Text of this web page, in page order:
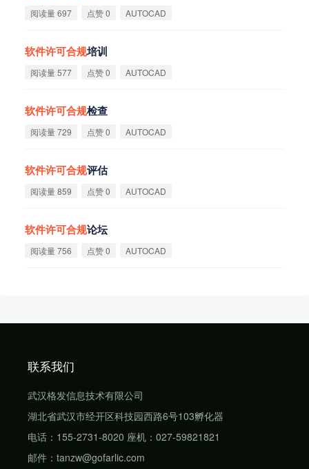
阅读量 697 点赞 0 AUTOCAD
软件许可合规培训
阅读量 577 点赞 0 AUTOCAD
软件许可合规检查
阅读量 729 点赞 0 AUTOCAD
软件许可合规评估
阅读量 859 点赞 0 AUTOCAD
软件许可合规论坛
阅读量 756 点赞 0 AUTOCAD
联系我们
武汉格发信息技术有限公司
湖北省武汉市经开区科技园西路6号103孵化器
电话：155-2731-8020 座机：027-59821821
邮件：tanzw@gofarlic.com